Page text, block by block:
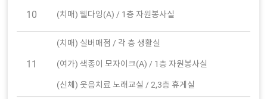
10 (치매) 웰다잉(A) / 1층 자원봉사실
11
(치매) 실버매점 / 각 층 생활실
(여가) 색종이 모자이크(A) / 1층 자원봉사실
(신체) 웃음치료 노래교실 / 2,3층 휴게실